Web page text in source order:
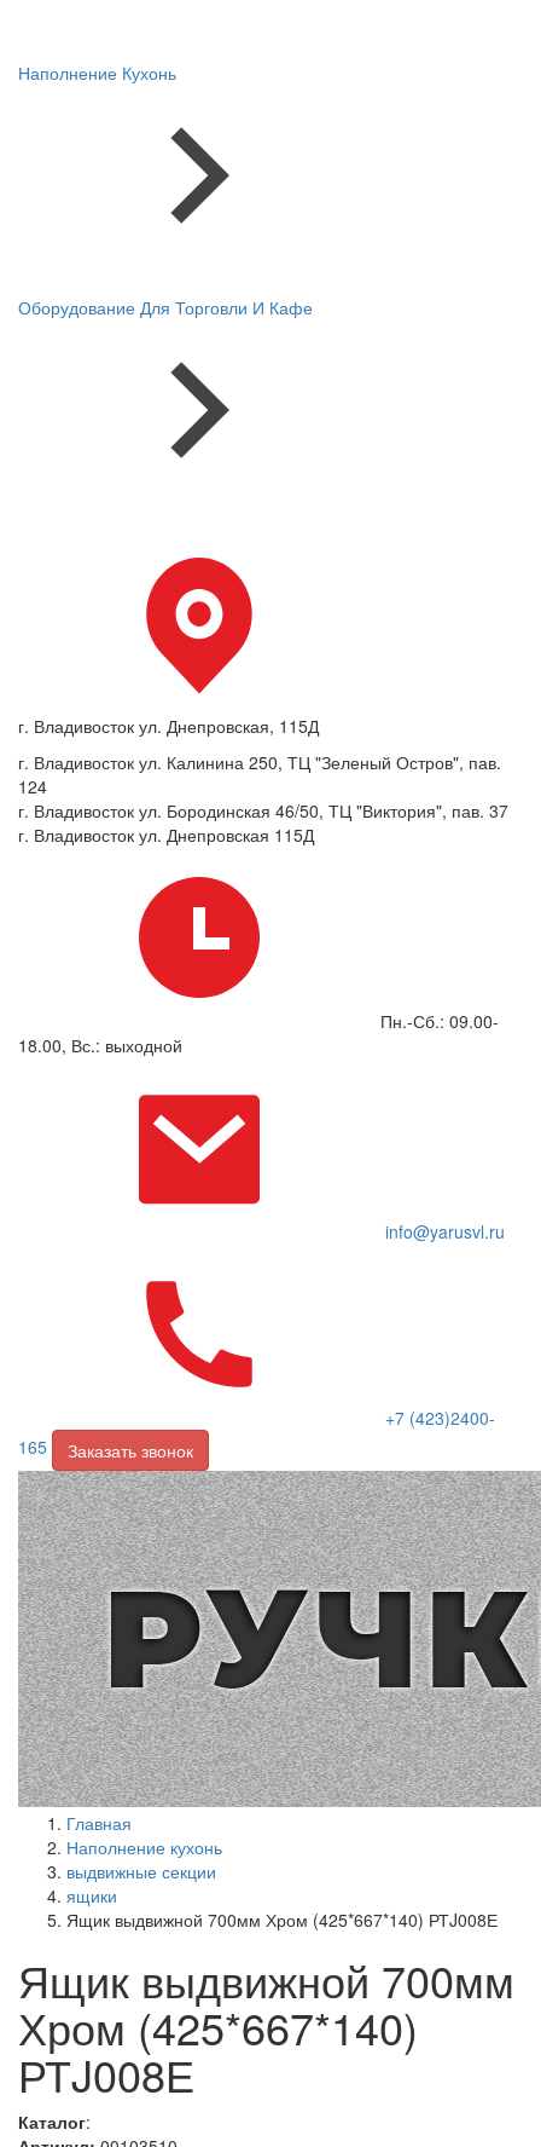
Наполнение Кухонь
Оборудование Для Торговли И Кафе
г. Владивосток ул. Днепровская, 115Д
г. Владивосток ул. Калинина 250, ТЦ "Зеленый Остров", пав.
124
г. Владивосток ул. Бородинская 46/50, ТЦ "Виктория", пав. 37
г. Владивосток ул. Днепровская 115Д
Пн.-Сб.: 09.00-
18.00, Вс.: выходной
info@yarusvl.ru
+7 (423)2400-
165
Заказать звонок
Главная
Наполнение кухонь
выдвижные секции
ящики
Ящик выдвижной 700мм Хром (425*667*140) РТJ008Е
Ящик выдвижной 700мм
Хром (425*667*140)
РТJ008Е
Каталог: